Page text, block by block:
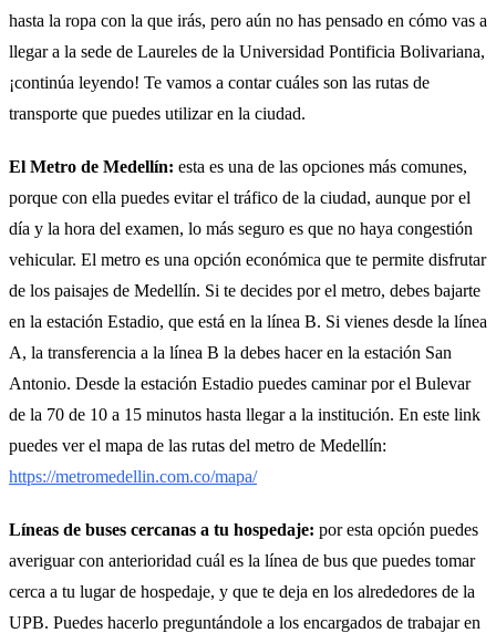
hasta la ropa con la que irás, pero aún no has pensado en cómo vas a
llegar a la sede de Laureles de la Universidad Pontificia Bolivariana,
¡continúa leyendo! Te vamos a contar cuáles son las rutas de
transporte que puedes utilizar en la ciudad.
El Metro de Medellín: esta es una de las opciones más comunes,
porque con ella puedes evitar el tráfico de la ciudad, aunque por el
día y la hora del examen, lo más seguro es que no haya congestión
vehicular. El metro es una opción económica que te permite disfrutar
de los paisajes de Medellín. Si te decides por el metro, debes bajarte
en la estación Estadio, que está en la línea B. Si vienes desde la línea
A, la transferencia a la línea B la debes hacer en la estación San
Antonio. Desde la estación Estadio puedes caminar por el Bulevar
de la 70 de 10 a 15 minutos hasta llegar a la institución. En este link
puedes ver el mapa de las rutas del metro de Medellín:
https://metromedellin.com.co/mapa/
Líneas de buses cercanas a tu hospedaje: por esta opción puedes
averiguar con anterioridad cuál es la línea de bus que puedes tomar
cerca a tu lugar de hospedaje, y que te deja en los alrededores de la
UPB. Puedes hacerlo preguntándole a los encargados de trabajar en